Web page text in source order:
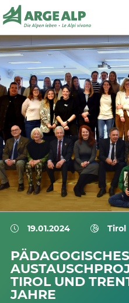
19.01.2024 Tirol
PÄDAGOGISCHES
TIROL UND
JAHRE